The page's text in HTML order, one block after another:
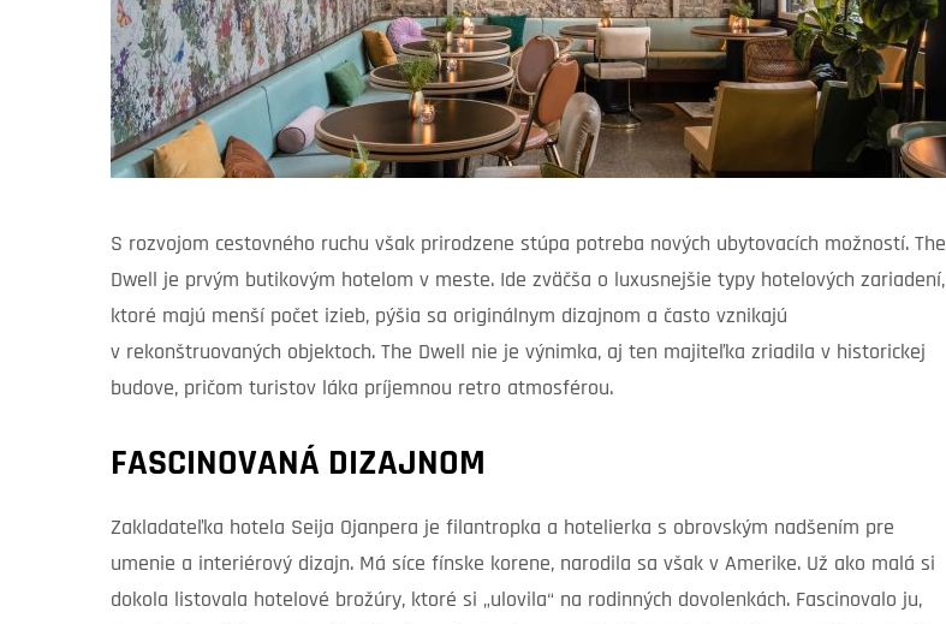
S rozvojom cestovného ruchu však prirodzene stúpa potreba nových ubytovacích možností. The
Dwell je prvým butikovým hotelom v meste. Ide zväčša o luxusnejšie typy hotelových zariadení,
ktoré majú menší počet izieb, pýšia sa originálnym dizajnom a často vznikajú
v rekonštruovaných objektoch. The Dwell nie je výnimka, aj ten majiteľka zriadila v historickej
budove, pričom turistov láka príjemnou retro atmosférou.
FASCINOVANÁ DIZAJNOM
Zakladateľka hotela Seija Ojanpera je filantropka a hotelierka s obrovským nadšením pre
umenie a interiérový dizajn. Má síce fínske korene, narodila sa však v Amerike. Už ako malá si
dokola listovala hotelové brožúry, ktoré si „ulovila“ na rodinných dovolenkách. Fascinovalo ju,